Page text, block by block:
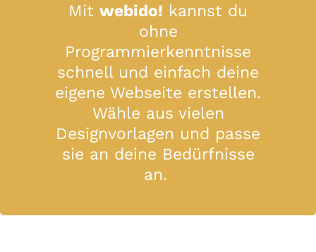
Mit webido! kannst du
ohne
Programmierkenntnisse
schnell und einfach deine
eigene Webseite erstellen.
Wähle aus vielen
Designvorlagen und passe
sie an deine Bedürfnisse
an.